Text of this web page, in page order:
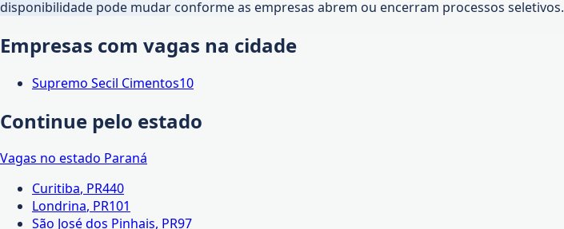
disponibilidade pode mudar conforme as empresas abrem ou encerram processos seletivos.
Empresas com vagas na cidade
Supremo Secil Cimentos10
Continue pelo estado
Vagas no estado Paraná
Curitiba, PR440
Londrina, PR101
São José dos Pinhais, PR97